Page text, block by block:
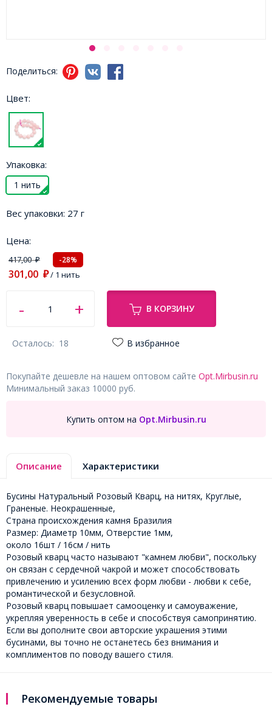
Поделиться:
Цвет:
Упаковка:
1 нить
Вес упаковки: 27 г
Цена:
417,00₽ -28%
301,00 ₽/ 1 нить
В КОРЗИНУ
Осталось: 18 В избранное
Покупайте дешевле на нашем оптовом сайте Opt.Mirbusin.ru
Минимальный заказ 10000 руб.
Купить оптом на Opt.Mirbusin.ru
Описание Характеристики
Бусины Натуральный Розовый Кварц, на нитях, Круглые,
Граненые. Неокрашенные,
Страна происхождения камня Бразилия
Размер: Диаметр 10мм, Отверстие 1мм,
около 16шт / 16см / нить
Розовый кварц часто называют "камнем любви", поскольку
он связан с сердечной чакрой и может способствовать
привлечению и усилению всех форм любви - любви к себе,
романтической и безусловной.
Розовый кварц повышает самооценку и самоуважение,
укрепляя уверенность в себе и способствуя самопринятию.
Если вы дополните свои авторские украшения этими
бусинами, вы точно не останетесь без внимания и
комплиментов по поводу вашего стиля.
Рекомендуемые товары